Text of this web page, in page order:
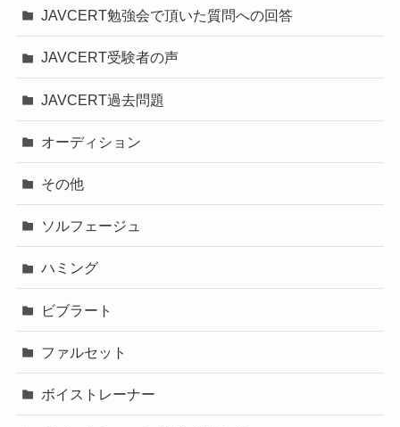
JAVCERT勉強会で頂いた質問への回答
JAVCERT受験者の声
JAVCERT過去問題
オーディション
その他
ソルフェージュ
ハミング
ビブラート
ファルセット
ボイストレーナー